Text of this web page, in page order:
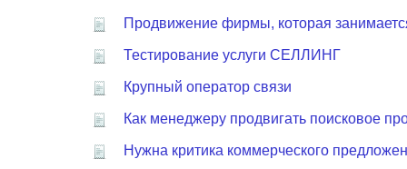
Продвижение фирмы, которая
Тестирование услуги СЕЛЛИНГ
Крупный оператор связи
Как менеджеру продвигать поисковое
Нужна критика коммерческого